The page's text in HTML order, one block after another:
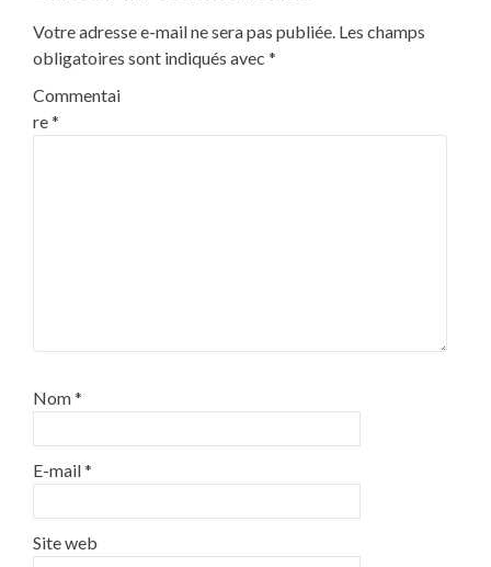
Votre adresse e-mail ne sera pas publiée. Les champs
obligatoires sont indiqués avec *
Commentai
re*
Nom*
E-mail*
Site web